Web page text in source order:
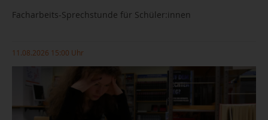
Facharbeits-Sprechstunde für Schüler:innen
11.08.2026 15:00 Uhr